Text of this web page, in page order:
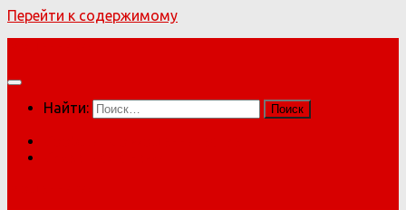
Перейти к содержимому
Найти: